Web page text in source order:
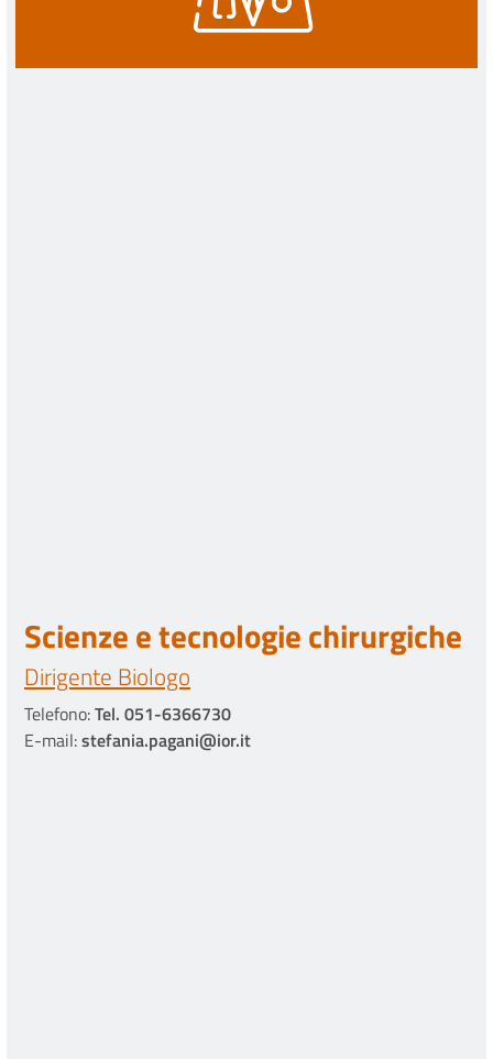
Scienze e tecnologie chirurgiche
Dirigente Biologo
Telefono:Tel. 051-6366730
E-mail:stefania.pagani@ior.it